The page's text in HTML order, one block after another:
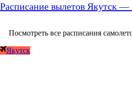
Расписание вылетов Якутск —
Посмотреть все расписания
Якутск